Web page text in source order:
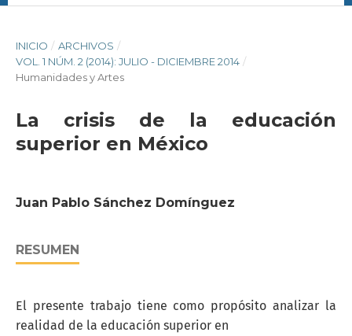
INICIO / ARCHIVOS /
VOL. 1 NÚM. 2 (2014): JULIO - DICIEMBRE 2014 /
Humanidades y Artes
La crisis de la educación
superior en México
Juan Pablo Sánchez Domínguez
RESUMEN
El presente trabajo tiene como propósito analizar la
realidad de la educación superior en